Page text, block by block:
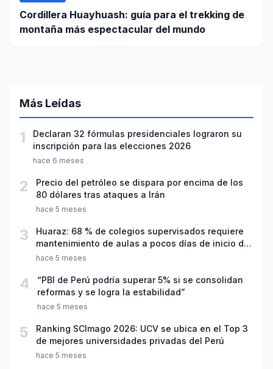
Cordillera Huayhuash: guía para el trekking de
montaña más espectacular del mundo
Más Leídas
1
Declaran 32 fórmulas presidenciales lograron su
inscripción para las elecciones 2026
hace 6 meses
2
Precio del petróleo se dispara por encima de los
80 dólares tras ataques a Irán
hace 5 meses
3
Huaraz: 68 % de colegios supervisados requiere
mantenimiento de aulas a pocos días de inicio del
año escolar 2026
hace 5 meses
4
“PBI de Perú podría superar 5% si se consolidan
reformas y se logra la estabilidad”
hace 5 meses
5
Ranking SCImago 2026: UCV se ubica en el Top 3
de mejores universidades privadas del Perú
hace 5 meses